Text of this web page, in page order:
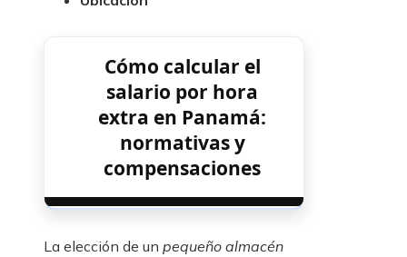
Cómo calcular el
salario por hora
extra en Panamá:
normativas y
compensaciones
La elección de un pequeño almacén